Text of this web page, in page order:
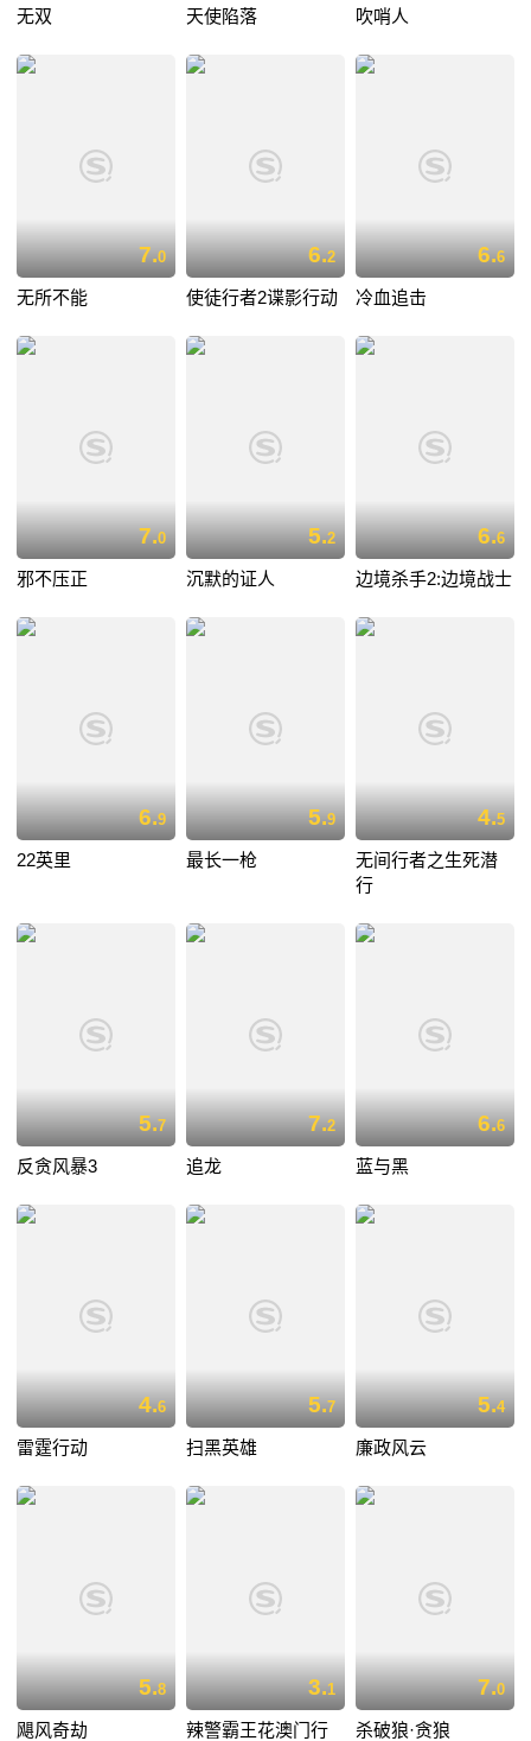
无双 天使陷落 吹哨人
7.0
无所不能
6.2
使徒行者2谍影行动
6.6
冷血追击
7.0
邪不压正
5.2
沉默的证人
6.6
边境杀手2:边境战士
6.9
22英里
5.9
最长一枪
4.5
无间行者之生死潜
行
5.7
反贪风暴3
7.2
追龙
6.6
蓝与黑
4.6
雷霆行动
5.7
扫黑英雄
5.4
廉政风云
5.8
飓风奇劫
3.1
辣警霸王花澳门行
7.0
杀破狼·贪狼